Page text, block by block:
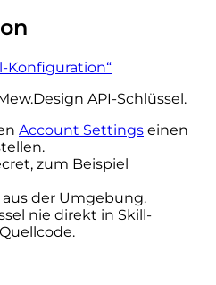
Konfiguration“
API-Schlüssel.
Account Settings einen
zum Beispiel
aus der Umgebung.
nie direkt in Skill-